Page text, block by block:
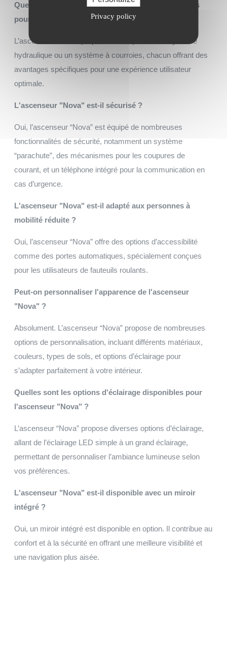
Privacy policy
Quels systèmes de fonctionnement sont disponibles
pour l'ascenseur "Nova" ?
L’ascenseur “Nova” propose deux options : un système
hydraulique ou un système à courroies, chacun offrant des
avantages spécifiques pour une expérience utilisateur
optimale.
L'ascenseur "Nova" est-il sécurisé ?
Oui, l’ascenseur “Nova” est équipé de nombreuses
fonctionnalités de sécurité, notamment un système
“parachute”, des mécanismes pour les coupures de
courant, et un téléphone intégré pour la communication en
cas d’urgence.
L'ascenseur "Nova" est-il adapté aux personnes à
mobilité réduite ?
Oui, l’ascenseur “Nova” offre des options d’accessibilité
comme des portes automatiques, spécialement conçues
pour les utilisateurs de fauteuils roulants.
Peut-on personnaliser l'apparence de l'ascenseur
"Nova" ?
Absolument. L’ascenseur “Nova” propose de nombreuses
options de personnalisation, incluant différents matériaux,
couleurs, types de sols, et options d’éclairage pour
s’adapter parfaitement à votre intérieur.
Quelles sont les options d'éclairage disponibles pour
l'ascenseur "Nova" ?
L’ascenseur “Nova” propose diverses options d’éclairage,
allant de l’éclairage LED simple à un grand éclairage,
permettant de personnaliser l’ambiance lumineuse selon
vos préférences.
L'ascenseur "Nova" est-il disponible avec un miroir
intégré ?
Oui, un miroir intégré est disponible en option. Il contribue au
confort et à la sécurité en offrant une meilleure visibilité et
une navigation plus aisée.